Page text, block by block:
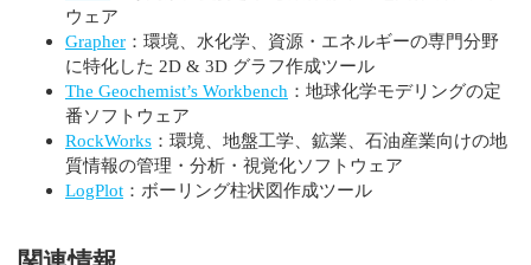
ウェア
Grapher ：環境、水化学、資源・エネルギーの専門分野
に特化した 2D & 3D グラフ作成ツール
The Geochemist’s Workbench ：地球化学モデリングの定
番ソフトウェア
RockWorks ：環境、地盤工学、鉱業、石油産業向けの地
質情報の管理・分析・視覚化ソフトウェア
LogPlot ：ボーリング柱状図作成ツール